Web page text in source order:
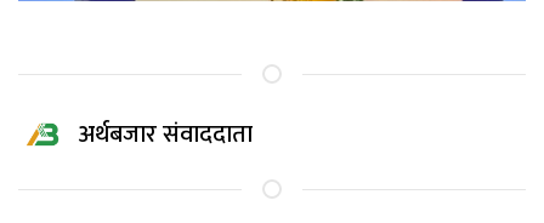
अर्थबजार संवाददाता